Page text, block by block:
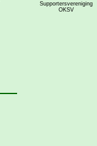
Supportersvereniging
OKSV